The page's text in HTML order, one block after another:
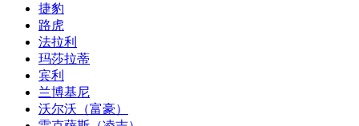
捷豹
路虎
法拉利
玛莎拉蒂
宾利
兰博基尼
沃尔沃（富豪）